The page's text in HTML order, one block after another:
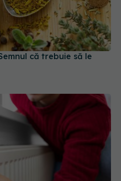
că trebuie să le